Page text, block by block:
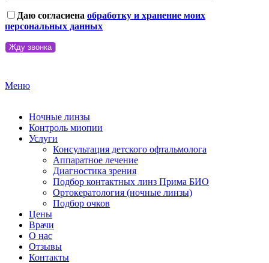
Даю согласиена обработку и хранение моих
персональных данных
Меню
Ночные линзы
Контроль миопии
Услуги
Консультация детского офтальмолога
Аппаратное лечение
Диагностика зрения
Подбор контактных линз Прима БИО
Ортокератология (ночные линзы)
Подбор очков
Цены
Врачи
О нас
Отзывы
Контакты